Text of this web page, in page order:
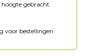
hoogte gebracht.
voor bestellingen